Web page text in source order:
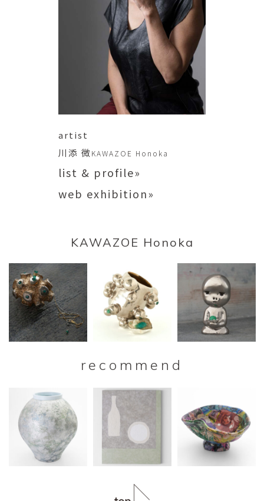
artist
川添 微KAWAZOE Honoka
list & profile»
web exhibition»
KAWAZOE Honoka
recommend